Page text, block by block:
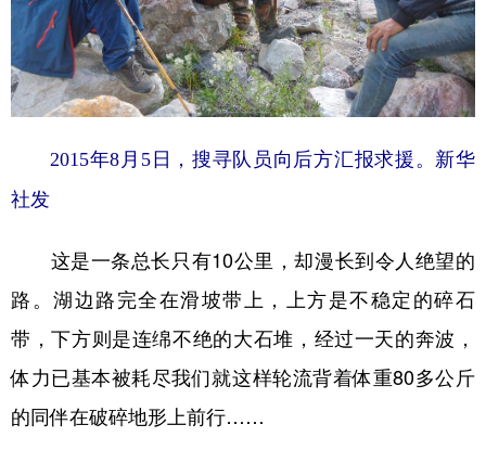
2015年8月5日，搜寻队员向后方汇报求援。新华
社发
这是一条总长只有10公里，却漫长到令人绝望的
路。湖边路完全在滑坡带上，上方是不稳定的碎石
带，下方则是连绵不绝的大石堆，经过一天的奔波，
体力已基本被耗尽我们就这样轮流背着体重80多公斤
的同伴在破碎地形上前行……